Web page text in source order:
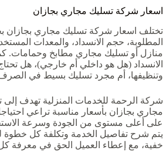
اسعار شركة تسليك مجاري بجازان
تختلف اسعار شركة تسليك مجاري بجازان
المطلوبة، حجم الانسداد، والمعدات
منازل أو تسليك مجاري مطابخ وحمامات. كما
الانسداد (هل هو داخلي أم خارجي)، هل
وتنظيفها، أم مجرد تسليك بسيط في
شركة الرحمة للخدمات المنزلية تهدف
مجاري بجازان بأسعار مناسبة تراعي
على أعلى مستوى من الجودة وسرعة
يتم شرح تفاصيل الخدمة وتكلفة كل
خفية، مع إعطاء العميل الحق في معرفة كل